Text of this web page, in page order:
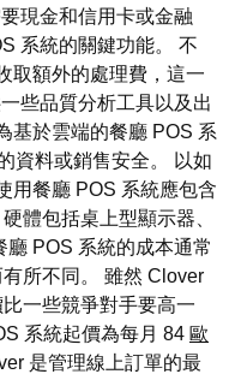
現金和信用卡或金融
系統的關鍵功能。 不
取額外的處理費，這一
些品質分析工具以及出
基於雲端的餐廳 POS 系
資料或銷售安全。 以如
用餐廳 POS 系統應包含
體包括桌上型顯示器、
POS 系統的成本通常
所不同。 雖然 Clover
一些競爭對手要高一
系統起價為每月 84 歐
是管理線上訂單的最